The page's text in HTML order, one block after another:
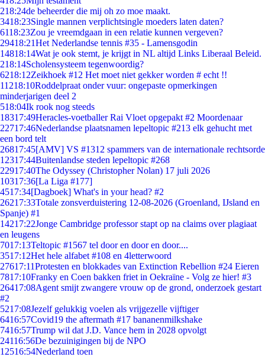
218:24de beheerder die mij oh zo moe maakt.
3418:23Single mannen verplichtsingle moeders laten daten?
6118:23Zou je vreemdgaan in een relatie kunnen vergeven?
29418:21Het Nederlandse tennis #35 - Lamensgodin
14818:14Wat je ook stemt, je krijgt in NL altijd Links Liberaal Beleid.
218:14Scholensysteem tegenwoordig?
6218:12Zeikhoek #12 Het moet niet gekker worden # echt !!
11218:10Roddelpraat onder vuur: ongepaste opmerkingen
minderjarigen deel 2
518:04Ik rook nog steeds
18317:49Heracles-voetballer Rai Vloet opgepakt #2 Moordenaar
22717:46Nederlandse plaatsnamen lepeltopic #213 elk gehucht met
een bord telt
26817:45[AMV] VS #1312 spammers van de internationale rechtsorde
12317:44Buitenlandse steden lepeltopic #268
22917:40The Odyssey (Christopher Nolan) 17 juli 2026
10317:36[La Liga #177]
4517:34[Dagboek] What's in your head? #2
26217:33Totale zonsverduistering 12-08-2026 (Groenland, IJsland en
Spanje) #1
14217:22Jonge Cambridge professor stapt op na claims over plagiaat
en leugens
7017:13Teltopic #1567 tel door en door en door....
3517:12Het hele alfabet #108 en 4letterwoord
27617:11Protesten en blokkades van Extinction Rebellion #24 Eieren
7817:10Franky en Coen bakken friet in Oekraïne - Volg ze hier! #3
26417:08Agent smijt zwangere vrouw op de grond, onderzoek gestart
#2
5217:08Jezelf gelukkig voelen als vrijgezelle vijftiger
6416:57Covid19 the aftermath #17 bananenmilkshake
7416:57Trump wil dat J.D. Vance hem in 2028 opvolgt
24116:56De bezuinigingen bij de NPO
12516:54Nederland toen